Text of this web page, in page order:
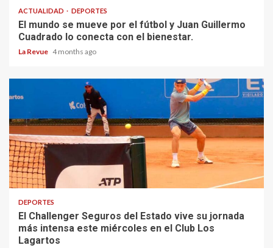
ACTUALIDAD DEPORTES
El mundo se mueve por el fútbol y Juan Guillermo
Cuadrado lo conecta con el bienestar.
La Revue 4 months ago
DEPORTES
El Challenger Seguros del Estado vive su jornada
más intensa este miércoles en el Club Los
Lagartos